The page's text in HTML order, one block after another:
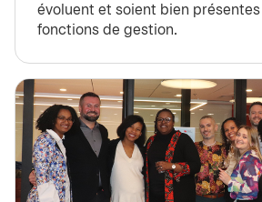
évoluent et soient bien présentes
fonctions de gestion.